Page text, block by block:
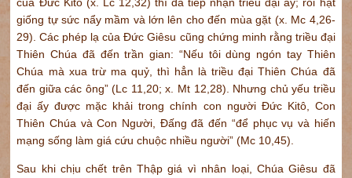
giống tự sức nẩy mầm và lớn lên cho đến mùa gặt (x. Mc 4,26-
29). Các phép lạ của Đức Giêsu cũng chứng minh rằng triều đại
Thiên Chúa đã đến trần gian: “Nếu tôi dùng ngón tay Thiên
Chúa mà xua trừ ma quỷ, thì hẳn là triều đại Thiên Chúa đã
đến giữa các ông” (Lc 11,20; x. Mt 12,28). Nhưng chủ yếu triều
đại ấy được mặc khải trong chính con người Đức Kitô, Con
Thiên Chúa và Con Người, Đấng đã đến “để phục vụ và hiến
mạng sống làm giá cứu chuộc nhiều người” (Mc 10,45).
Sau khi chịu chết trên Thập giá vì nhân loại, Chúa Giêsu đã